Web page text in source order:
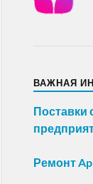
ВАЖНАЯ
Поставки
Ремонт